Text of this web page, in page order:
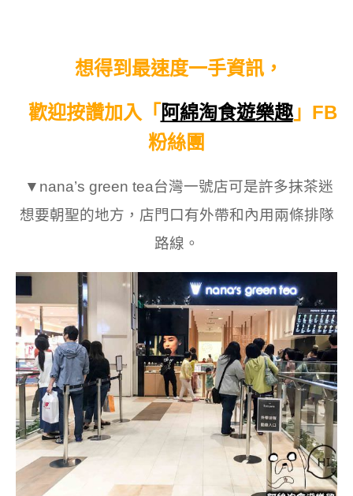
想得到最速度一手資訊，
歡迎按讚加入「 阿綿淘食遊樂趣」FB
粉絲團
▼ nana’s green tea台灣一號店可是許多抹茶迷
想要朝聖的地方， 店門口有外帶和內用兩條排隊
路線 。